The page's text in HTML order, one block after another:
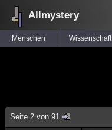
Allmystery
Menschen Wissenschaft
Seite 2 von 91